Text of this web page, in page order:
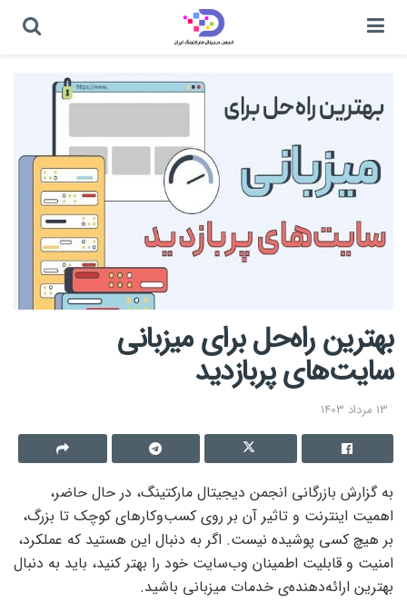
بهترین راه‌حل برای میزبانی
سایت‌های پربازدید
13 مرداد 1403
به گزارش بازرگانی انجمن دیجیتال مارکتینگ، در حال حاضر،
اهمیت اینترنت و تاثیر آن بر روی کسب‌وکارهای کوچک تا بزرگ،
بر هیچ کسی پوشیده نیست. اگر به دنبال این هستید که عملکرد،
امنیت و قابلیت اطمینان وب‌سایت خود را بهتر کنید، باید به دنبال
بهترین ارائه‌دهنده‌ی خدمات میزبانی باشید.